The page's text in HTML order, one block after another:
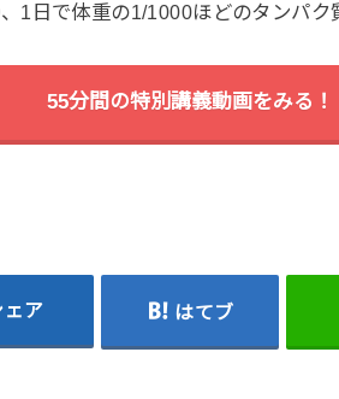
1日で体重の1/1000ほどのタンパク
55分間の特別講義動画をみる！
ェア はてブ